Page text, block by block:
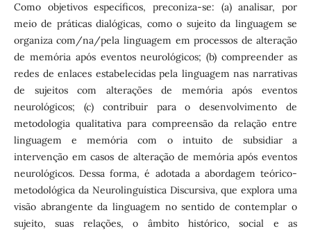
Como objetivos específicos, preconiza-se: (a) analisar, por
meio de práticas dialógicas, como o sujeito da linguagem se
organiza com/na/pela linguagem em processos de alteração
de memória após eventos neurológicos; (b) compreender as
redes de enlaces estabelecidas pela linguagem nas narrativas
de sujeitos com alterações de memória após eventos
neurológicos; (c) contribuir para o desenvolvimento de
metodologia qualitativa para compreensão da relação entre
linguagem e memória com o intuito de subsidiar a
intervenção em casos de alteração de memória após eventos
neurológicos. Dessa forma, é adotada a abordagem teórico-
metodológica da Neurolinguística Discursiva, que explora uma
visão abrangente da linguagem no sentido de contemplar o
sujeito, suas relações, o âmbito histórico, social e as